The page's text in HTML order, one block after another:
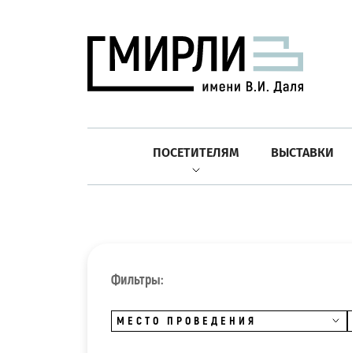
ПОСЕТИТЕЛЯМ ВЫСТАВКИ
Фильтры:
МЕСТО ПРОВЕДЕНИЯ